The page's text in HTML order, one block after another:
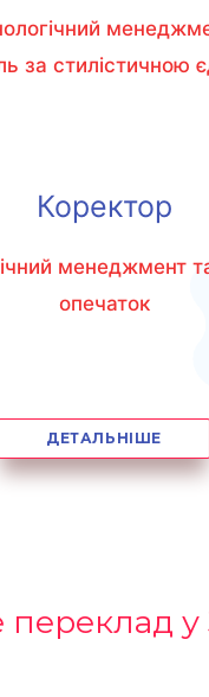
за стилістичною
Коректор
менеджмент
опечаток
ДЕТАЛЬНІШЕ
переклад у